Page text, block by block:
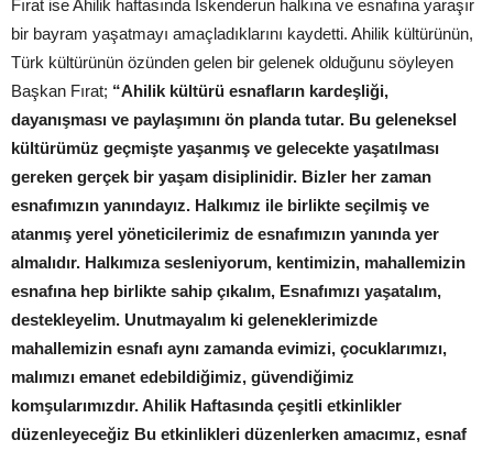
Fırat ise Ahilik haftasında İskenderun halkına ve esnafına yaraşır
bir bayram yaşatmayı amaçladıklarını kaydetti. Ahilik kültürünün,
Türk kültürünün özünden gelen bir gelenek olduğunu söyleyen
Başkan Fırat; “Ahilik kültürü esnafların kardeşliği,
dayanışması ve paylaşımını ön planda tutar. Bu geleneksel
kültürümüz geçmişte yaşanmış ve gelecekte yaşatılması
gereken gerçek bir yaşam disiplinidir. Bizler her zaman
esnafımızın yanındayız. Halkımız ile birlikte seçilmiş ve
atanmış yerel yöneticilerimiz de esnafımızın yanında yer
almalıdır. Halkımıza sesleniyorum, kentimizin, mahallemizin
esnafına hep birlikte sahip çıkalım, Esnafımızı yaşatalım,
destekleyelim. Unutmayalım ki geleneklerimizde
mahallemizin esnafı aynı zamanda evimizi, çocuklarımızı,
malımızı emanet edebildiğimiz, güvendiğimiz
komşularımızdır. Ahilik Haftasında çeşitli etkinlikler
düzenleyeceğiz Bu etkinlikleri düzenlerken amacımız, esnaf